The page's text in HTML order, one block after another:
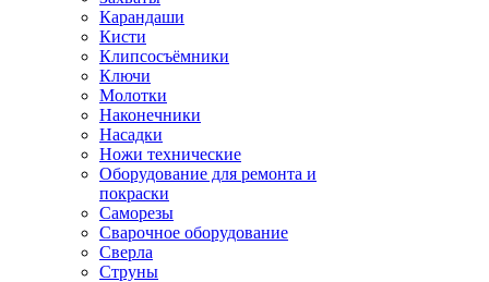
Карандаши
Кисти
Клипсосъёмники
Ключи
Молотки
Наконечники
Насадки
Ножи технические
Оборудование для ремонта и
покраски
Саморезы
Сварочное оборудование
Сверла
Струны